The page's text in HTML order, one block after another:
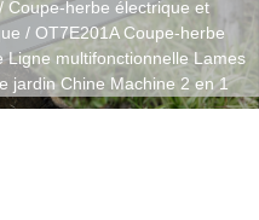
Coupe-herbe électrique et
/ OT7E201A Coupe-herbe
multifonctionnelle Lames
jardin Chine Machine 2 en 1